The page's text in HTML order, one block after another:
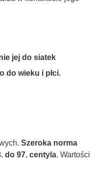
jej do siatek
do wieku i płci.
Szeroka norma
do 97. centyla. Wartości